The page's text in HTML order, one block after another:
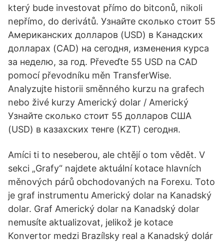
který bude investovat přímo do bitconů, nikoli
nepřímo, do derivátů. Узнайте сколько стоит 55
Американских долларов (USD) в Канадских
долларах (CAD) на сегодня, изменения курса
за неделю, за год. Převeďte 55 USD na CAD
pomocí převodníku měn TransferWise.
Analyzujte historii směnného kurzu na grafech
nebo živé kurzy Americký dolar / Americký
Узнайте сколько стоит 55 долларов США
(USD) в казахских тенге (KZT) сегодня.
Amíci ti to neseberou, ale chtějí o tom vědět. V
sekci „Grafy“ najdete aktuální kotace hlavních
měnových párů obchodovaných na Forexu. Toto
je graf instrumentu Americký dolar na Kanadský
dolar. Graf Americký dolar na Kanadský dolar
nemusíte aktualizovat, jelikož je kotace
Konvertor medzi Brazílsky real a Kanadský dolár